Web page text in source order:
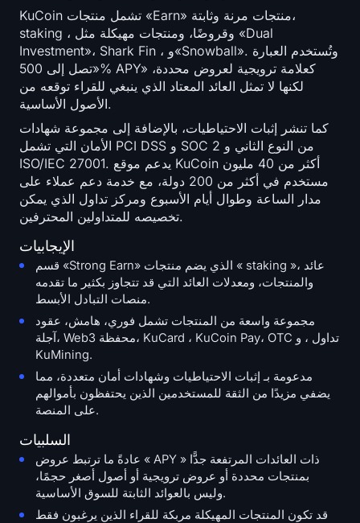
KuCoin تشمل منتجات «Earn» منتجات مرنة وثابتة،
staking ، وقروضًا، ومنتجات مهيكلة مثل «Dual
Investment»، Shark Fin ، و«Snowball». وتُستخدم العبارة
«تصل إلى 500% APY» كعلامة ترويجية لعروض محددة،
لكنها لا تمثل العائد المعتاد الذي ينبغي للقراء توقعه من
الأصول الأساسية.
كما تنشر إثبات الاحتياطيات، بالإضافة إلى مجموعة شهادات
الأمان التي تشمل PCI DSS و SOC 2 من النوع الثاني و
ISO/IEC 27001. يدعم موقع KuCoin أكثر من 40 مليون
مستخدم في أكثر من 200 دولة، مع خدمة دعم عملاء على
مدار الساعة وطوال أيام الأسبوع ومركز تداول الذي يمكن
تخصيصه للمتداولين المحترفين.
الإيجابيات
قسم «Strong Earn» الذي يضم منتجات « staking »، عائد
والمنتجات، ومعدلات العائد التي قد تتجاوز بكثير ما تقدمه
منصات التبادل الأبسط.
مجموعة واسعة من المنتجات تشمل فوري، هامش، عقود
آجلة، Web3 محفظة، KuCard ، KuCoin Pay، OTC تداول ، و
KuMining.
مدعومة بـ إثبات الاحتياطيات وشهادات أمان متعددة، مما
يضفي مزيدًا من الثقة للمستخدمين الذين يحتفظون بأموالهم
على المنصة.
السلبيات
عادةً ما ترتبط عروض « APY » ذات العائدات المرتفعة جدًّا
بمنتجات محددة أو عروض ترويجية أو أصول أصغر حجمًا،
وليس بالعوائد الثابتة للسوق الأساسية.
قد تكون المنتجات المهيكلة مربكة للقراء الذين يرغبون فقط